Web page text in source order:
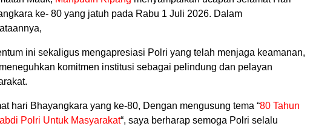
ke- 80 yang jatuh pada Rabu 1 Juli 2026. Dalam
ini sekaligus mengapresiasi Polri yang telah menjaga keamanan,
komitmen institusi sebagai pelindung dan pelayan
hari Bhayangkara yang ke-80, Dengan mengusung tema “80 Tahun
Polri Untuk Masyarakat“, saya berharap semoga Polri selalu